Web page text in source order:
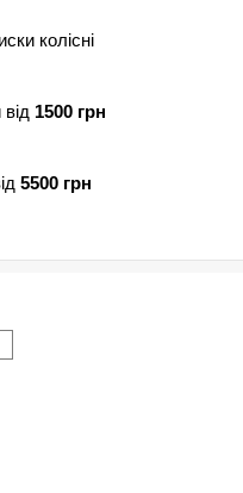
колісні
1500 грн
5500 грн